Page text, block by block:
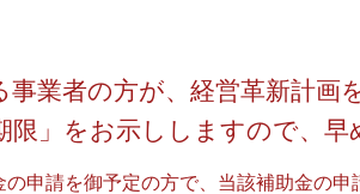
業者の方が、経営革新計画
限」をお示ししますので、早
申請を御予定の方で、当該補助金の